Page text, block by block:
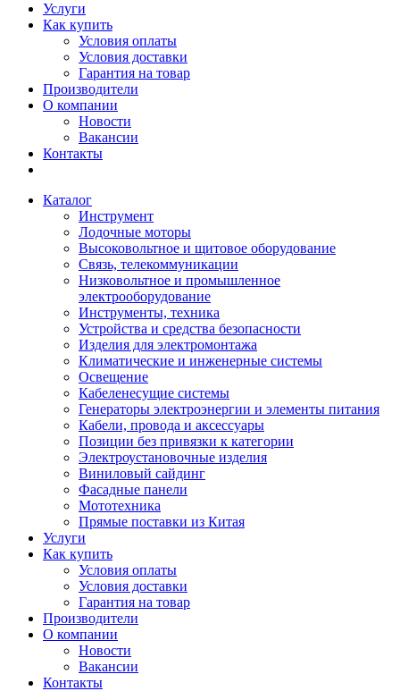
Услуги
Как купить
Условия оплаты
Условия доставки
Гарантия на товар
Производители
О компании
Новости
Вакансии
Контакты
Каталог
Инструмент
Лодочные моторы
Высоковольтное и щитовое оборудование
Связь, телекоммуникации
Низковольтное и промышленное
электрооборудование
Инструменты, техника
Устройства и средства безопасности
Изделия для электромонтажа
Климатические и инженерные системы
Освещение
Кабеленесущие системы
Генераторы электроэнергии и элементы питания
Кабели, провода и аксессуары
Позиции без привязки к категории
Электроустановочные изделия
Виниловый сайдинг
Фасадные панели
Мототехника
Прямые поставки из Китая
Услуги
Как купить
Условия оплаты
Условия доставки
Гарантия на товар
Производители
О компании
Новости
Вакансии
Контакты